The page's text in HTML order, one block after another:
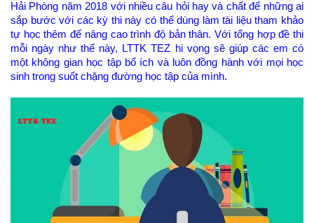
Hải Phòng năm 2018 với nhiều câu hỏi hay và chất để những ai
sắp bước với các kỳ thi này có thể dùng làm tài liệu tham khảo
tự học thêm để nâng cao trình độ bản thân. Với tổng hợp đề thi
mỗi ngày như thế này, LTTK TEZ hi vọng sẽ giúp các em có
một không gian học tập bổ ích và luôn đồng hành với mọi học
sinh trong suốt chặng đường học tập của mình.